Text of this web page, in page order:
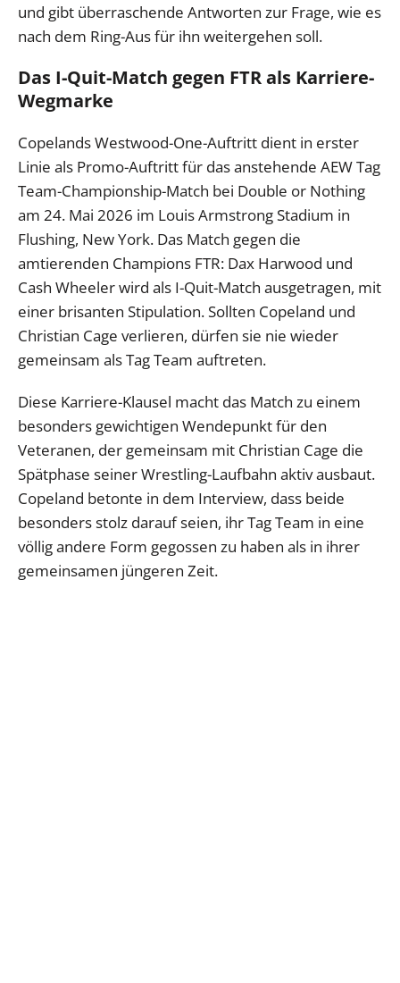
und gibt überraschende Antworten zur Frage, wie es
nach dem Ring-Aus für ihn weitergehen soll.
Das I-Quit-Match gegen FTR als Karriere-
Wegmarke
Copelands Westwood-One-Auftritt dient in erster
Linie als Promo-Auftritt für das anstehende AEW Tag
Team-Championship-Match bei Double or Nothing
am 24. Mai 2026 im Louis Armstrong Stadium in
Flushing, New York. Das Match gegen die
amtierenden Champions FTR: Dax Harwood und
Cash Wheeler wird als I-Quit-Match ausgetragen, mit
einer brisanten Stipulation. Sollten Copeland und
Christian Cage verlieren, dürfen sie nie wieder
gemeinsam als Tag Team auftreten.
Diese Karriere-Klausel macht das Match zu einem
besonders gewichtigen Wendepunkt für den
Veteranen, der gemeinsam mit Christian Cage die
Spätphase seiner Wrestling-Laufbahn aktiv ausbaut.
Copeland betonte in dem Interview, dass beide
besonders stolz darauf seien, ihr Tag Team in eine
völlig andere Form gegossen zu haben als in ihrer
gemeinsamen jüngeren Zeit.